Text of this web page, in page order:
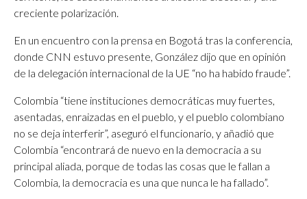
creciente polarización.
En un encuentro con la prensa en Bogotá tras la conferencia,
donde CNN estuvo presente, González dijo que en opinión
de la delegación internacional de la UE “no ha habido fraude”.
Colombia “tiene instituciones democráticas muy fuertes,
asentadas, enraizadas en el pueblo, y el pueblo colombiano
no se deja interferir”, aseguró el funcionario, y añadió que
Colombia “encontrará de nuevo en la democracia a su
principal aliada, porque de todas las cosas que le fallan a
Colombia, la democracia es una que nunca le ha fallado”.